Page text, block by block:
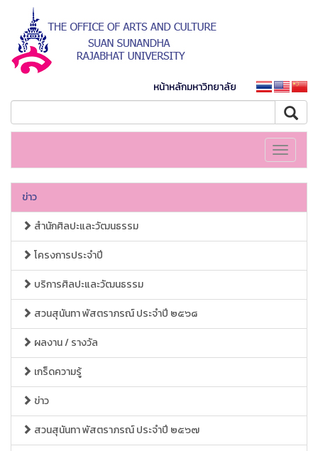
หน้าหลักมหาวิทยาลัย
Toggle
ข่าว
สำนักศิลปะและวัฒนธรรม
โครงการประจำปี
บริการศิลปะและวัฒนธรรม
สวนสุนันทา พัสตราภรณ์ ประจำปี ๒๕๖๘
ผลงาน / รางวัล
เกร็ดความรู้
ข่าว
สวนสุนันทา พัสตราภรณ์ ประจำปี ๒๕๖๗